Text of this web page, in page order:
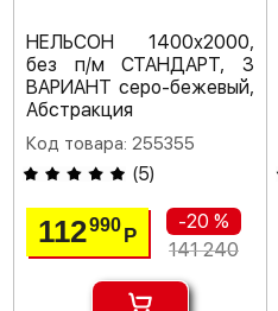
НЕЛЬСОН 1400х2000,
без п/м СТАНДАРТ, 3
ВАРИАНТ серо-бежевый,
Абстракция
Код товара: 255355
(5)
112990Р
-20 %
141 240